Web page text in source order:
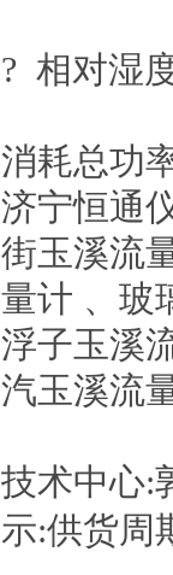
? 相对湿
消耗总功
济宁恒通
街玉溪流
量计 、玻
浮子玉溪
汽玉溪流
技术中心:
示:供货周